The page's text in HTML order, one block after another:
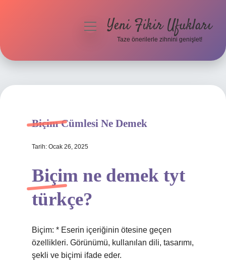
Hakkımızda
menüyüYeni Fikir Ufukları
Taze önerilerle zihnini genişlet!
Biçim Cümlesi Ne Demek
Tarih: Ocak 26, 2025
Biçim ne demek tyt
türkçe?
Biçim: * Eserin içeriğinin ötesine geçen
özellikleri. Görünümü, kullanılan dili, tasarımı,
şekli ve biçimi ifade eder.